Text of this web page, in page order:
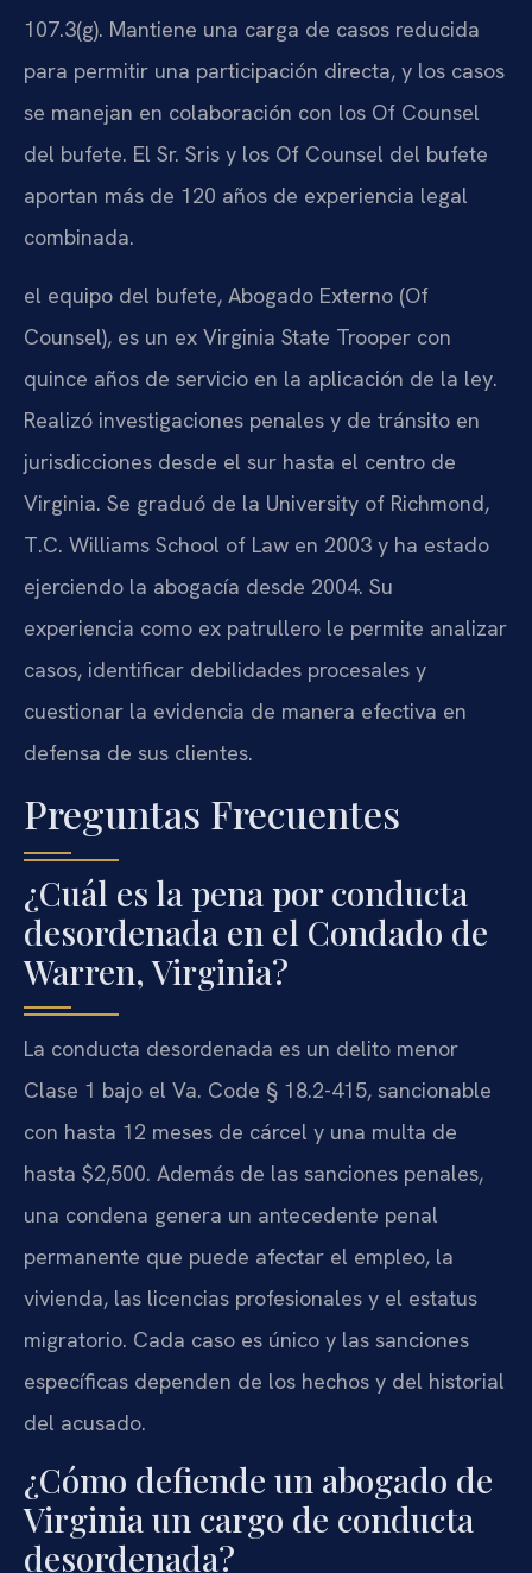
107.3(g). Mantiene una carga de casos reducida
para permitir una participación directa, y los casos
se manejan en colaboración con los Of Counsel
del bufete. El Sr. Sris y los Of Counsel del bufete
aportan más de 120 años de experiencia legal
combinada.
el equipo del bufete, Abogado Externo (Of
Counsel), es un ex Virginia State Trooper con
quince años de servicio en la aplicación de la ley.
Realizó investigaciones penales y de tránsito en
jurisdicciones desde el sur hasta el centro de
Virginia. Se graduó de la University of Richmond,
T.C. Williams School of Law en 2003 y ha estado
ejerciendo la abogacía desde 2004. Su
experiencia como ex patrullero le permite analizar
casos, identificar debilidades procesales y
cuestionar la evidencia de manera efectiva en
defensa de sus clientes.
Preguntas Frecuentes
¿Cuál es la pena por conducta
desordenada en el Condado de
Warren, Virginia?
La conducta desordenada es un delito menor
Clase 1 bajo el Va. Code § 18.2-415, sancionable
con hasta 12 meses de cárcel y una multa de
hasta $2,500. Además de las sanciones penales,
una condena genera un antecedente penal
permanente que puede afectar el empleo, la
vivienda, las licencias profesionales y el estatus
migratorio. Cada caso es único y las sanciones
específicas dependen de los hechos y del historial
del acusado.
¿Cómo defiende un abogado de
Virginia un cargo de conducta
desordenada?